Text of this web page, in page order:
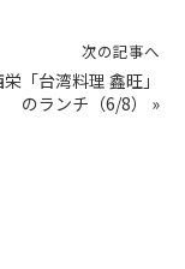
次の記事へ
「台湾料理 鑫旺」
のランチ（6/8）
»